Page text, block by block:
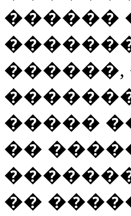
������
������,
�����
��
��